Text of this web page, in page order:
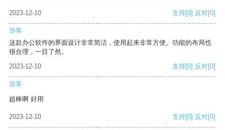
2023-12-10 支持[0] 反对[0]
游客
这款办公软件的界面设计非常简洁，使用起来非常方便。功能的布局也
很合理，一目了然。
2023-12-10
支持[0] 反对[0]
游客
超棒啊 好用
2023-12-10 支持[0] 反对[0]